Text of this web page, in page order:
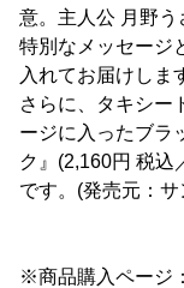
意。主人公 月野
特別なメッセージ
入れてお届けしま
さらに、タキシー
ージに入ったブラ
ク』(2,160円 税込
です。(発売元：
※商品購入ページ：